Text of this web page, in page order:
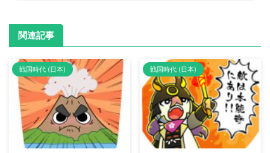
関連記事
戦国時代 (日本) 戦国時代 (日本)